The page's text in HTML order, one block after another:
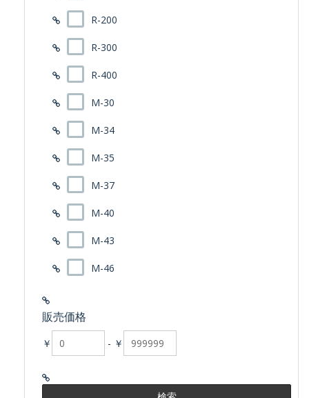
R-200
R-300
R-400
M-30
M-34
M-35
M-37
M-40
M-43
M-46
販売価格
￥ - ￥